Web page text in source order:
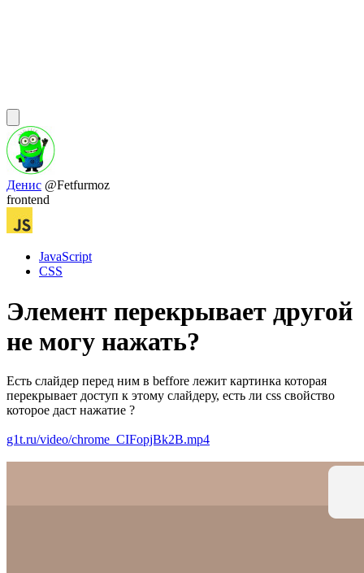
Денис @Fetfurmoz
frontend
JavaScript
CSS
Элемент перекрывает другой
не могу нажать?
Есть слайдер перед ним в beffore лежит картинка которая
перекрывает доступ к этому слайдеру, есть ли css свойство
которое даст нажатие ?
g1t.ru/video/chrome_CIFopjBk2B.mp4